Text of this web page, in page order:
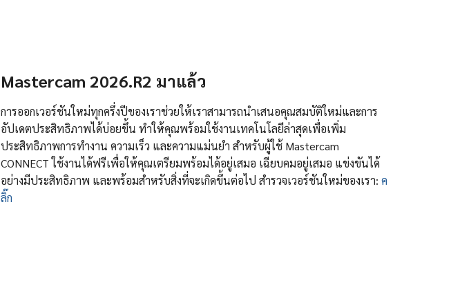
Mastercam 2026.R2 มาแล้ว
การออกเวอร์ชันใหม่ทุกครึ่งปีของเราช่วยให้เราสามารถนำเสนอคุณสมบัติใหม่และการ
อัปเดตประสิทธิภาพได้บ่อยขึ้น ทำให้คุณพร้อมใช้งานเทคโนโลยีล่าสุดเพื่อเพิ่ม
ประสิทธิภาพการทำงาน ความเร็ว และความแม่นยำ สำหรับผู้ใช้ Mastercam
CONNECT ใช้งานได้ฟรีเพื่อให้คุณเตรียมพร้อมได้อยู่เสมอ เฉียบคมอยู่เสมอ แข่งขันได้
อย่างมีประสิทธิภาพ และพร้อมสำหรับสิ่งที่จะเกิดขึ้นต่อไป สำรวจเวอร์ชันใหม่ของเรา: ค
ลิ๊ก